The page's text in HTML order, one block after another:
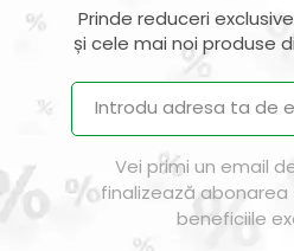
Prinde reduceri
și cele mai noi produse
Vei primi un email
finalizează
beneficiile